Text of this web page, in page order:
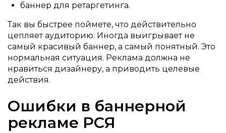
баннер для ретаргетинга.
Так вы быстрее поймете, что действительно
цепляет аудиторию. Иногда выигрывает не
самый красивый баннер, а самый понятный. Это
нормальная ситуация. Реклама должна не
нравиться дизайнеру, а приводить целевые
действия.
Ошибки в баннерной
рекламе РСЯ